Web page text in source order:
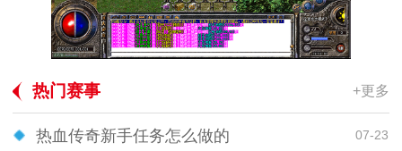
热门赛事 +更多
热血传奇新手任务怎么做的 07-23